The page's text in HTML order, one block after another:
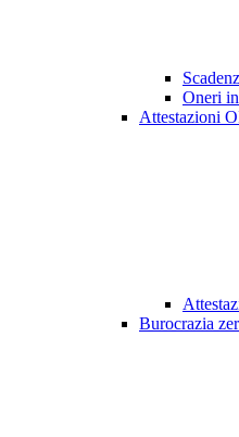
Oneri
Attestazioni
Burocrazia